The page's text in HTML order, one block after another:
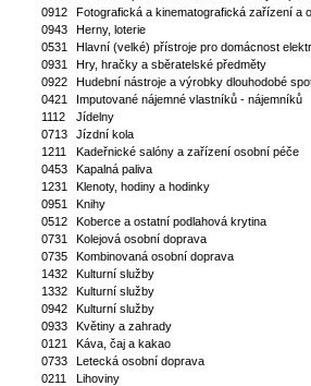
0912
Fotografická a kinematografická zařízení a
0943
Herny, loterie
0531
Hlavní (velké) přístroje pro domácnost
0931
Hry, hračky a sběratelské předměty
0922
Hudební nástroje a výrobky dlouhodobé
0421
Imputované nájemné vlastníků - nájemníků
1112
Jídelny
0713
Jízdní kola
1211
Kadeřnické salóny a zařízení osobní péče
0453
Kapalná paliva
1231
Klenoty, hodiny a hodinky
0951
Knihy
0512
Koberce a ostatní podlahová krytina
0731
Kolejová osobní doprava
0735
Kombinovaná osobní doprava
1432
Kulturní služby
1332
Kulturní služby
0942
Kulturní služby
0933
Květiny a zahrady
0121
Káva, čaj a kakao
0733
Letecká osobní doprava
0211
Lihoviny